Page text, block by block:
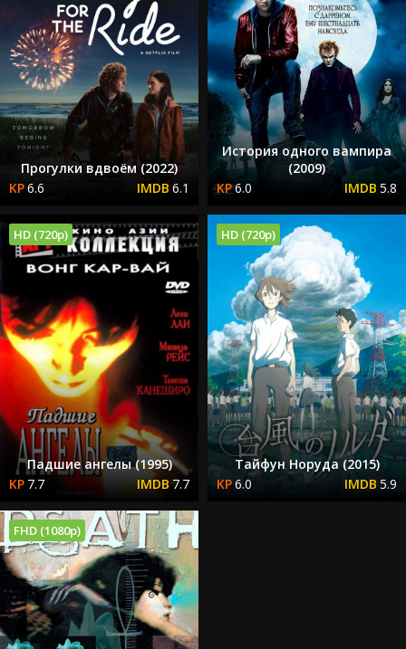
Прогулки вдвоём (2022)
6.6
6.1
История одного вампира
(2009)
6.0
5.8
HD (720p)
Падшие ангелы (1995)
7.7
7.7
HD (720p)
Тайфун Норуда (2015)
6.0
5.9
FHD (1080p)